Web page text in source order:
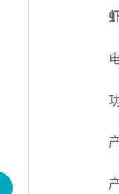
电
功
产
产